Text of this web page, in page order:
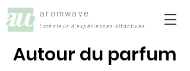
aromwave
| créateur d'expériences olfactives
Autour du parfum